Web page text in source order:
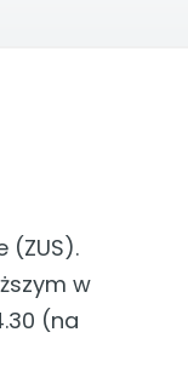
(ZUS).
w
(na